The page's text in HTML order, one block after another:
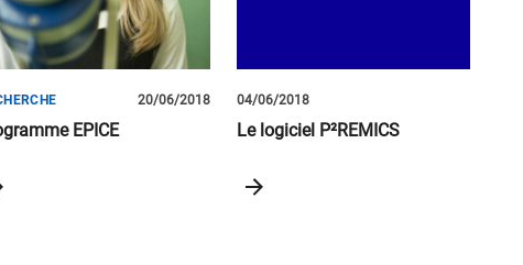
EPICE
20/06/2018
Le logiciel P²REMICS
04/06/2018